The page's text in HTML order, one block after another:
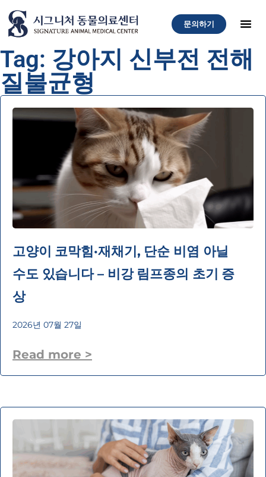
문의하기
Tag: 강아지 신부전 전해
질불균형
고양이 코막힘·재채기, 단순 비염 아닐
수도 있습니다 – 비강 림프종의 초기 증
상
2026년 07월 27일
Read more >